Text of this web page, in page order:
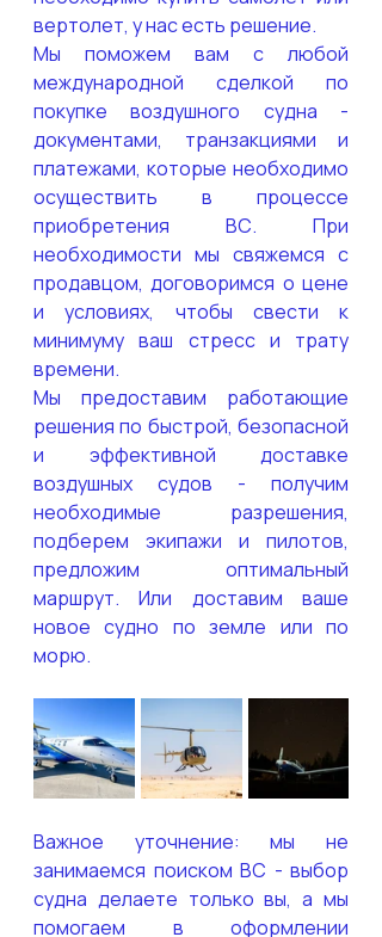
вертолет, у нас есть решение.
Мы поможем вам с любой
международной сделкой по
покупке воздушного судна -
документами, транзакциями и
платежами, которые необходимо
осуществить в процессе
приобретения ВС. При
необходимости мы свяжемся с
продавцом, договоримся о цене
и условиях, чтобы свести к
минимуму ваш стресс и трату
времени.
Мы предоставим работающие
решения по быстрой, безопасной
и эффективной доставке
воздушных судов - получим
необходимые разрешения,
подберем экипажи и пилотов,
предложим оптимальный
маршрут. Или доставим ваше
новое судно по земле или по
морю.
Важное уточнение: мы не
занимаемся поиском ВС - выбор
судна делаете только вы, а мы
помогаем в оформлении